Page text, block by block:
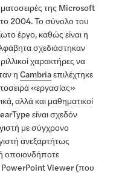
της Microsoft
το 2004. Το σύνολο του
έργο, καθώς είναι η
σχεδιάστηκαν
χαρακτήρες να
ηCambriaεπιλέχτηκε
«εργασίας»
αλλά και μαθηματικοί
είναι σχεδόν
με σύγχρονο
ανεξαρτήτως
οποιονδήποτε
PowerPoint Viewer (που